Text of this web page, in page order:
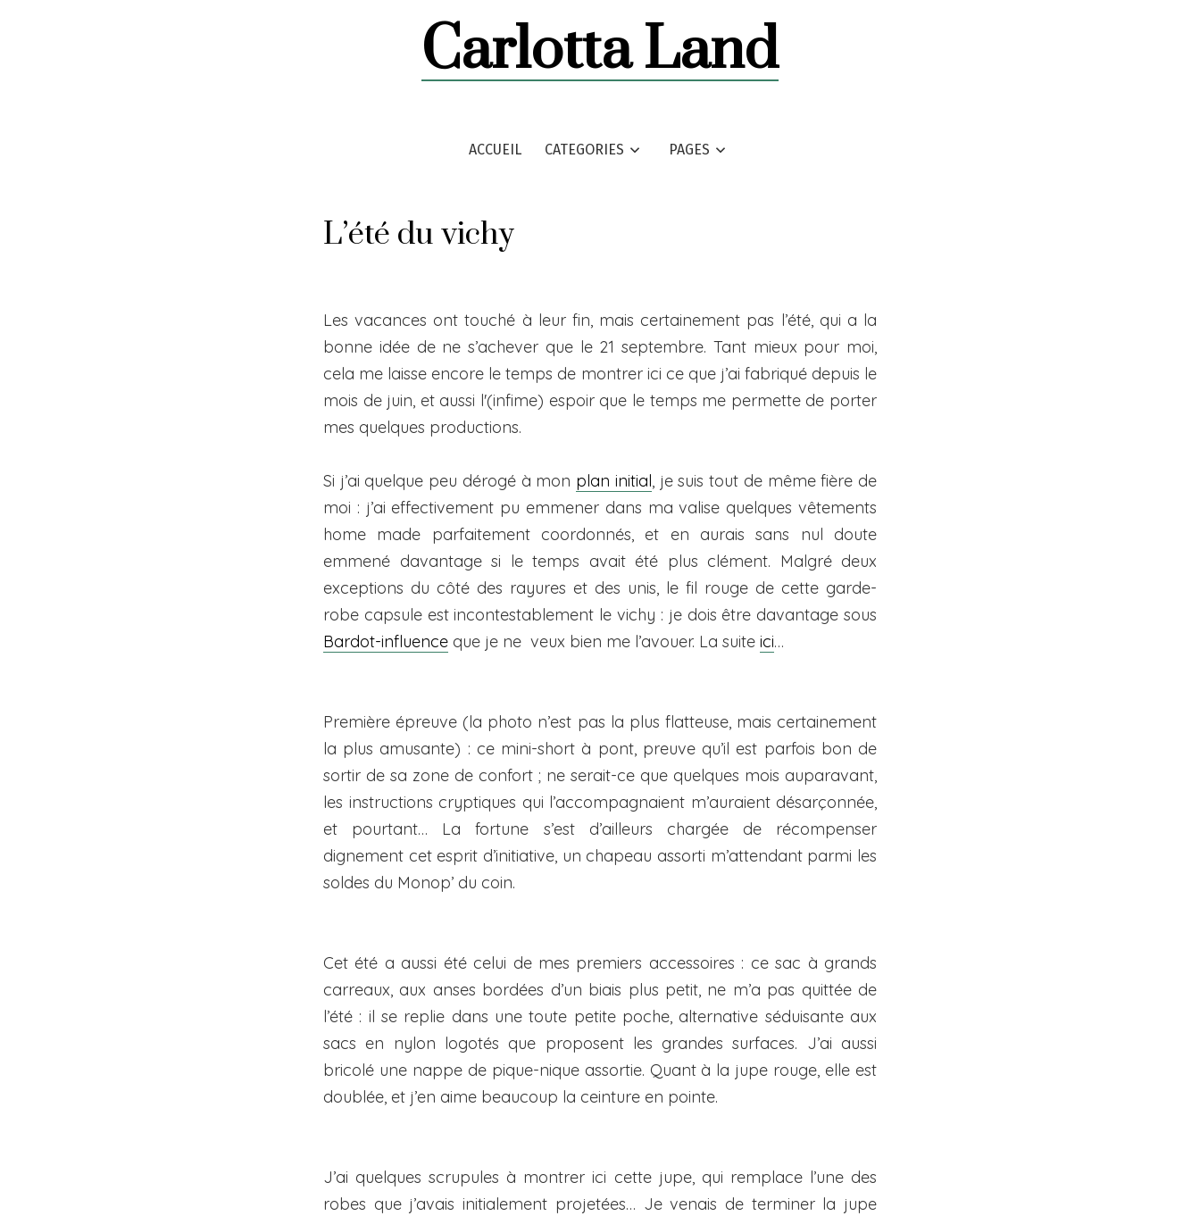
Carlotta Land
ACCUEIL CATEGORIES PAGES
L’été du vichy
Les vacances ont touché à leur fin, mais certainement pas l’été, qui a la
bonne idée de ne s’achever que le 21 septembre. Tant mieux pour moi,
cela me laisse encore le temps de montrer ici ce que j’ai fabriqué depuis le
mois de juin, et aussi l'(infime) espoir que le temps me permette de porter
mes quelques productions.
Si j’ai quelque peu dérogé à mon plan initial, je suis tout de même fière de
moi : j’ai effectivement pu emmener dans ma valise quelques vêtements
home made parfaitement coordonnés, et en aurais sans nul doute
emmené davantage si le temps avait été plus clément. Malgré deux
exceptions du côté des rayures et des unis, le fil rouge de cette garde-
robe capsule est incontestablement le vichy : je dois être davantage sous
Bardot-influence que je ne veux bien me l’avouer. La suite ici…
Première épreuve (la photo n’est pas la plus flatteuse, mais certainement
la plus amusante) : ce mini-short à pont, preuve qu’il est parfois bon de
sortir de sa zone de confort ; ne serait-ce que quelques mois auparavant,
les instructions cryptiques qui l’accompagnaient m’auraient désarçonnée,
et pourtant… La fortune s’est d’ailleurs chargée de récompenser
dignement cet esprit d’initiative, un chapeau assorti m’attendant parmi les
soldes du Monop’ du coin.
Cet été a aussi été celui de mes premiers accessoires : ce sac à grands
carreaux, aux anses bordées d’un biais plus petit, ne m’a pas quittée de
l’été : il se replie dans une toute petite poche, alternative séduisante aux
sacs en nylon logotés que proposent les grandes surfaces. J’ai aussi
bricolé une nappe de pique-nique assortie. Quant à la jupe rouge, elle est
doublée, et j’en aime beaucoup la ceinture en pointe.
J’ai quelques scrupules à montrer ici cette jupe, qui remplace l’une des
robes que j’avais initialement projetées… Je venais de terminer la jupe